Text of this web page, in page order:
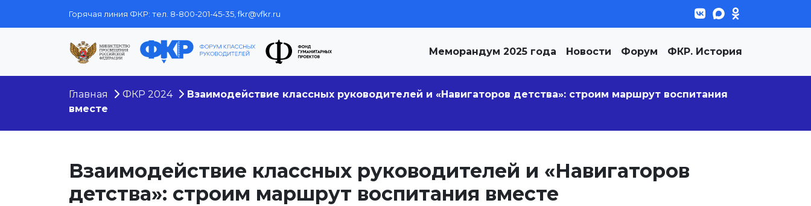
Горячая линия ФКР: тел. 8-800-201-45-35, fkr@vfkr.ru
Меморандум 2025 года Новости Форум ФКР. История
Главная ФКР 2024
Взаимодействие классных руководителей и «Навигаторов детства»: строим маршрут воспитания
вместе
Взаимодействие классных руководителей и «Навигаторов
детства»: строим маршрут воспитания вместе